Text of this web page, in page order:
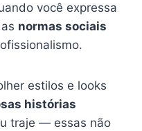
você expressa
normas sociais
estilos e looks
histórias
traje — essas não